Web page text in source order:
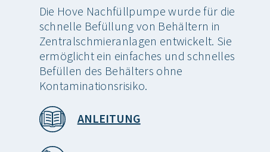
Die Hove Nachfüllpumpe wurde für die
schnelle Befüllung von Behältern in
Zentralschmieranlagen entwickelt. Sie
ermöglicht ein einfaches und schnelles
Befüllen des Behälters ohne
Kontaminationsrisiko.
ANLEITUNG